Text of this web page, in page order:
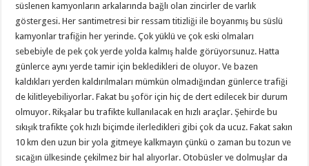
süslenen kamyonların arkalarında bağlı olan zincirler de varlık
göstergesi. Her santimetresi bir ressam titizliği ile boyanmış bu süslü
kamyonlar trafiğin her yerinde. Çok yüklü ve çok eski olmaları
sebebiyle de pek çok yerde yolda kalmış halde görüyorsunuz. Hatta
günlerce aynı yerde tamir için bekledikleri de oluyor. Ve bazen
kaldıkları yerden kaldırılmaları mümkün olmadığından günlerce trafiği
de kilitleyebiliyorlar. Fakat bu şoför için hiç de dert edilecek bir durum
olmuyor. Rikşalar bu trafikte kullanılacak en hızlı araçlar. Şehirde bu
sıkışık trafikte çok hızlı biçimde ilerledikleri gibi çok da ucuz. Fakat sakın
10 km den uzun bir yola gitmeye kalkmayın çünkü o zaman bu tozun ve
sıcağın ülkesinde çekilmez bir hal alıyorlar. Otobüsler ve dolmuşlar da